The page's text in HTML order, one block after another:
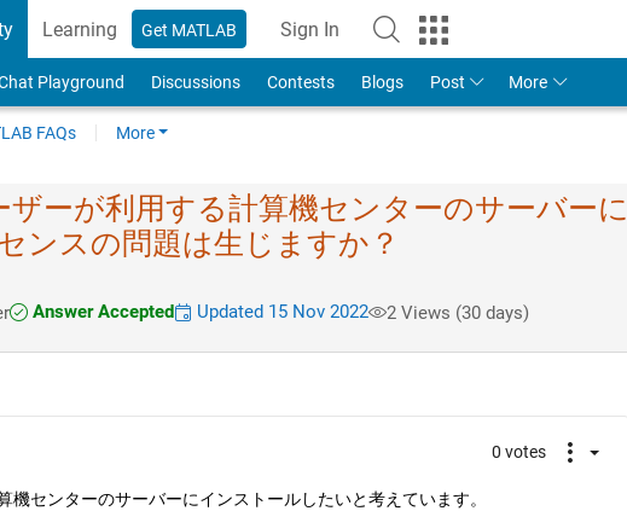
Learning Get MATLAB Sign In
Playground Discussions Contests Blogs Post More
FAQs More
ーが利用する​計算機センターのサー​バーに
ンスの問​題は生じますか？
Answer Accepted Updated 15 Nov 2022 2 Views (30 days)
0 votes
センターのサーバーにインストールしたいと考えています。